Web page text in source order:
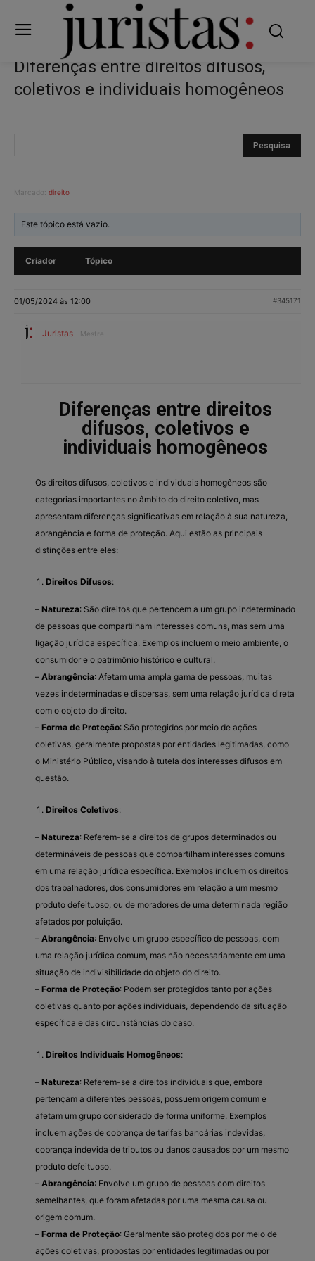
Diferenças entre direitos difusos,
coletivos e individuais homogêneos
Marcado: direito
Este tópico está vazio.
Criador Tópico
01/05/2024 às 12:00 #345171
Juristas Mestre
Diferenças entre direitos
difusos, coletivos e
individuais homogêneos
Os direitos difusos, coletivos e individuais homogêneos são
categorias importantes no âmbito do direito coletivo, mas
apresentam diferenças significativas em relação à sua natureza,
abrangência e forma de proteção. Aqui estão as principais
distinções entre eles:
Direitos Difusos:
– Natureza: São direitos que pertencem a um grupo indeterminado
de pessoas que compartilham interesses comuns, mas sem uma
ligação jurídica específica. Exemplos incluem o meio ambiente, o
consumidor e o patrimônio histórico e cultural.
– Abrangência: Afetam uma ampla gama de pessoas, muitas
vezes indeterminadas e dispersas, sem uma relação jurídica direta
com o objeto do direito.
– Forma de Proteção: São protegidos por meio de ações
coletivas, geralmente propostas por entidades legitimadas, como
o Ministério Público, visando à tutela dos interesses difusos em
questão.
Direitos Coletivos:
– Natureza: Referem-se a direitos de grupos determinados ou
determináveis de pessoas que compartilham interesses comuns
em uma relação jurídica específica. Exemplos incluem os direitos
dos trabalhadores, dos consumidores em relação a um mesmo
produto defeituoso, ou de moradores de uma determinada região
afetados por poluição.
– Abrangência: Envolve um grupo específico de pessoas, com
uma relação jurídica comum, mas não necessariamente em uma
situação de indivisibilidade do objeto do direito.
– Forma de Proteção: Podem ser protegidos tanto por ações
coletivas quanto por ações individuais, dependendo da situação
específica e das circunstâncias do caso.
Direitos Individuais Homogêneos:
– Natureza: Referem-se a direitos individuais que, embora
pertençam a diferentes pessoas, possuem origem comum e
afetam um grupo considerado de forma uniforme. Exemplos
incluem ações de cobrança de tarifas bancárias indevidas,
cobrança indevida de tributos ou danos causados por um mesmo
produto defeituoso.
– Abrangência: Envolve um grupo de pessoas com direitos
semelhantes, que foram afetadas por uma mesma causa ou
origem comum.
– Forma de Proteção: Geralmente são protegidos por meio de
ações coletivas, propostas por entidades legitimadas ou por